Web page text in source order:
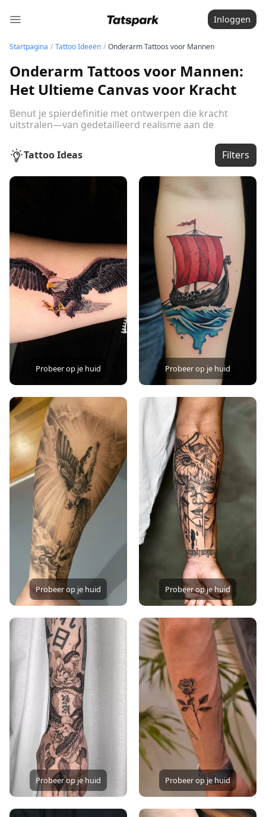
Inloggen
Startpagina / Tattoo Ideeën / Onderarm Tattoos voor Mannen
Onderarm Tattoos voor Mannen:
Het Ultieme Canvas voor Kracht
Benut je spierdefinitie met ontwerpen die kracht
uitstralen—van gedetailleerd realisme aan de
accentueren.
Tattoo Ideas Filters
Probeer op je huid Probeer op je huid
Probeer op je huid Probeer op je huid
Probeer op je huid Probeer op je huid